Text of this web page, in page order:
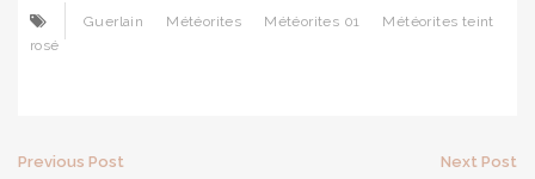
Guerlain Météorites Météorites 01
Météorites teint
rosé
Previous Post Next Post